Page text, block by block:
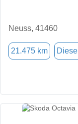
Neuss, 41460
21.475 km Diesel